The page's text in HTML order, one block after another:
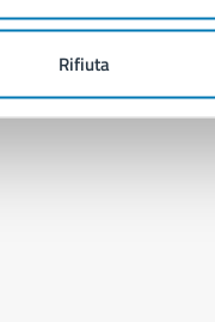
Rifiuta